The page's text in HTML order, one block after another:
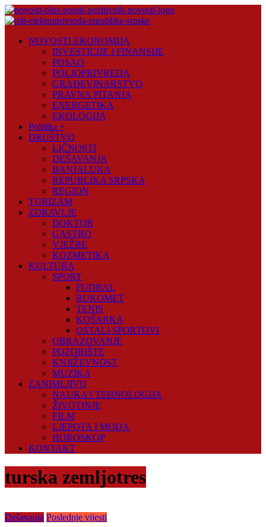
Skip
to
Plus
NOVOSTI EKONOMIJA
INVESTICIJE I FINANSIJE
POSAO
POLJOPRIVREDA
GRAĐEVINARSTVO
PRAVNA PITANJA
ENERGETIKA
EKOLOGIJA
Politika +
DRUŠTVO
LIČNOSTI
DEŠAVANJA
BANJALUKA
REPUBLIKA SRPSKA
REGION
TURIZAM
ZDRAVLJE
DOKTOR
GASTRO
VJEŽBE
KOZMETIKA
KULTURA
SPORT
FUDBAL
RUKOMET
TENIS
KOŠARKA
OSTALI SPORTOVI
OBRAZOVANJE
POZORIŠTE
KNJIŽEVNOST
MUZIKA
ZANIMLJIVO
NAUKA I TEHNOLOGIJA
ŽIVOTINJE
FILM
LJEPOTA I MODA
HOROSKOP
KONTAKT
turska zemljotres
Dešavanja Poslednje vijesti